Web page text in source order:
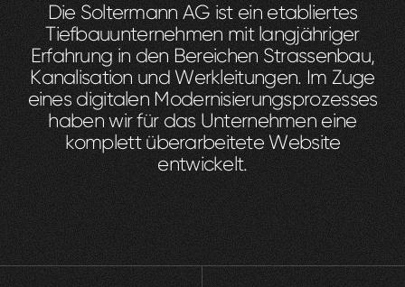
Die Soltermann AG ist ein etabliertes
Tiefbauunternehmen mit langjähriger
Erfahrung in den Bereichen Strassenbau,
Kanalisation und Werkleitungen. Im Zuge
eines digitalen Modernisierungsprozesses
haben wir für das Unternehmen eine
komplett überarbeitete Website
entwickelt.